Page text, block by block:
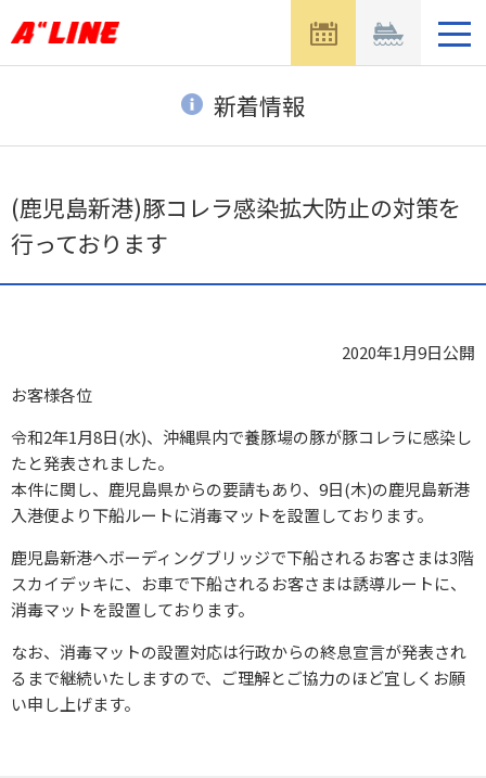
ュ
開
新着情報
(鹿児島新港)豚コレラ感染拡大防止の対策を
行っております
2020年1月9日公開
お客様各位
令和2年1月8日(水)、沖縄県内で養豚場の豚が豚コレラに感染し
たと発表されました。
本件に関し、鹿児島県からの要請もあり、9日(木)の鹿児島新港
入港便より下船ルートに消毒マットを設置しております。
鹿児島新港へボーディングブリッジで下船されるお客さまは3階
スカイデッキに、お車で下船されるお客さまは誘導ルートに、
消毒マットを設置しております。
なお、消毒マットの設置対応は行政からの終息宣言が発表され
るまで継続いたしますので、ご理解とご協力のほど宜しくお願
い申し上げます。